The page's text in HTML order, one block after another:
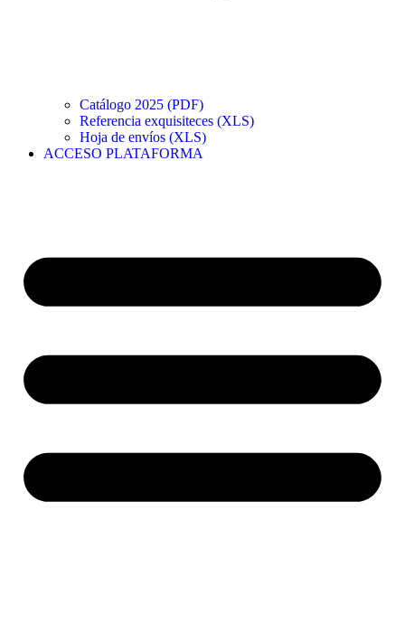
Catálogo 2025 (PDF)
Referencia exquisiteces (XLS)
Hoja de envíos (XLS)
ACCESO PLATAFORMA